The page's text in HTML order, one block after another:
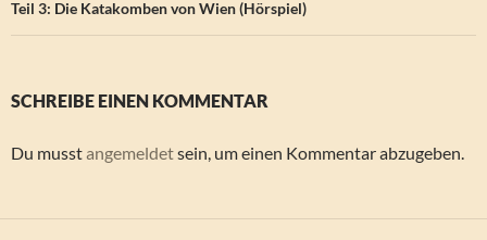
Teil 3: Die Katakomben von Wien (Hörspiel)
SCHREIBE EINEN KOMMENTAR
Du musstangemeldetsein, um einen Kommentar abzugeben.